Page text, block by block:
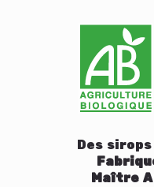
Des
Maître